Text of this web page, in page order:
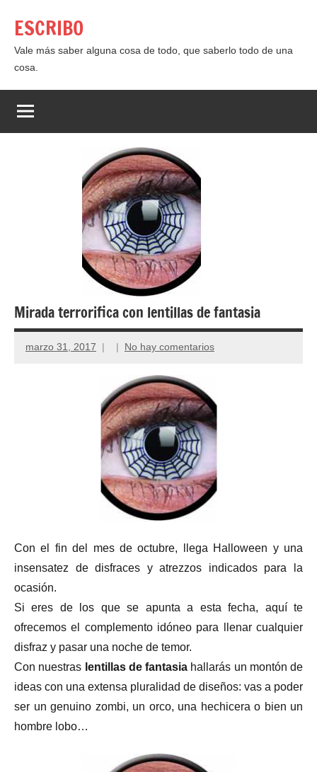
contenido
ESCRIBO
Vale más saber alguna cosa de todo, que saberlo todo de una
cosa.
Mirada terrorifica con lentillas de fantasia
marzo 31, 2017 No hay comentarios
Con el fin del mes de octubre, llega Halloween y una
insensatez de disfraces y atrezzos indicados para la
ocasión.
Si eres de los que se apunta a esta fecha, aquí te
ofrecemos el complemento idóneo para llenar cualquier
disfraz y pasar una noche de temor.
Con nuestras lentillas de fantasia hallarás un montón de
ideas con una extensa pluralidad de diseños: vas a poder
ser un genuino zombi, un orco, una hechicera o bien un
hombre lobo…